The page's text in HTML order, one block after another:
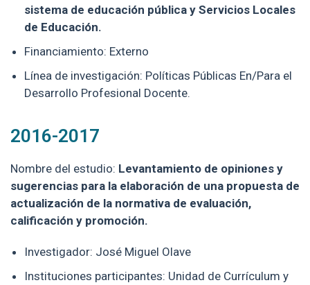
sistema de educación pública y Servicios Locales
de Educación.
Financiamiento: Externo
Línea de investigación: Políticas Públicas En/Para el
Desarrollo Profesional Docente.
2016-2017
Nombre del estudio: Levantamiento de opiniones y
sugerencias para la elaboración de una propuesta de
actualización de la normativa de evaluación,
calificación y promoción.
Investigador: José Miguel Olave
Instituciones participantes: Unidad de Currículum y